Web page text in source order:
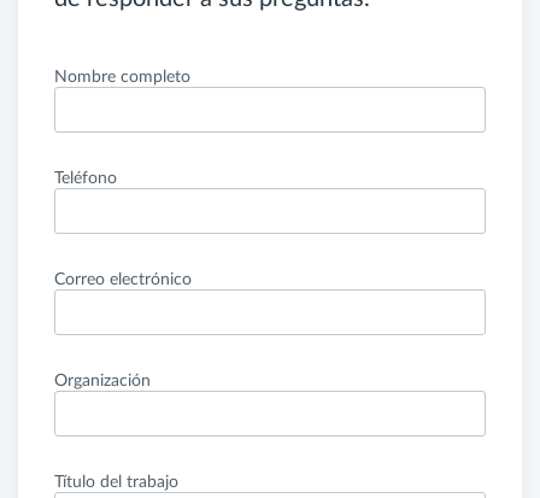
Nombre completo
Teléfono
Correo electrónico
Organización
Título del trabajo